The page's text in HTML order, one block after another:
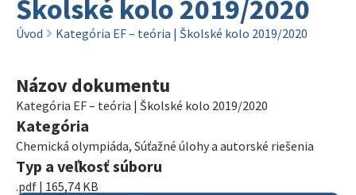
Školské kolo 2019/2020
Úvod Kategória EF – teória | Školské kolo 2019/2020
Názov dokumentu
Kategória EF – teória | Školské kolo 2019/2020
Kategória
Chemická olympiáda, Súťažné úlohy a autorské riešenia
Typ a veľkosť súboru
.pdf | 165,74 KB